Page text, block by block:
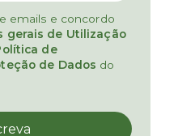
emails e concordo
gerais de Utilização
de
de Dados do